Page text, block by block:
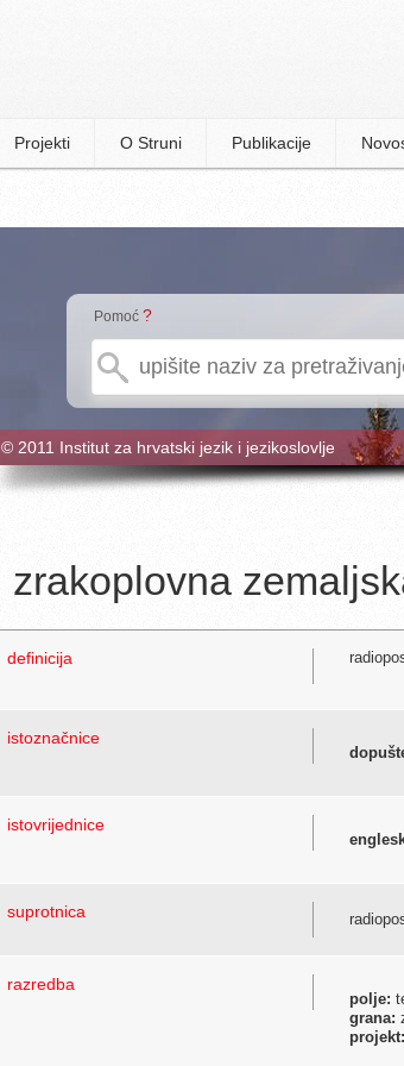
Projekti O Struni Publikacije
Pomoć ?
© 2011 Institut za hrvatski jezik i jezikoslovlje
zrakoplovna
definicija
istoznačnice
istovrijednice
suprotnica
razredba
polje:
grana:
projekt: